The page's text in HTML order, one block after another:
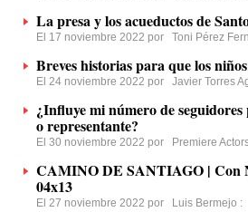
La presa y los acueductos de
El 17 noviembre 2022 por Toni Pérez
Breves historias para que los
El 24 noviembre 2022 por Javier Torres
¿Influye mi número de
o representante?
El 30 noviembre 2022 por Premiere
CAMINO DE SANTIAGO | Con
04x13
El 27 noviembre 2022 por Luis Bermejo :